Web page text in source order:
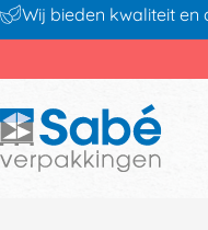
Wij bieden kwaliteit en